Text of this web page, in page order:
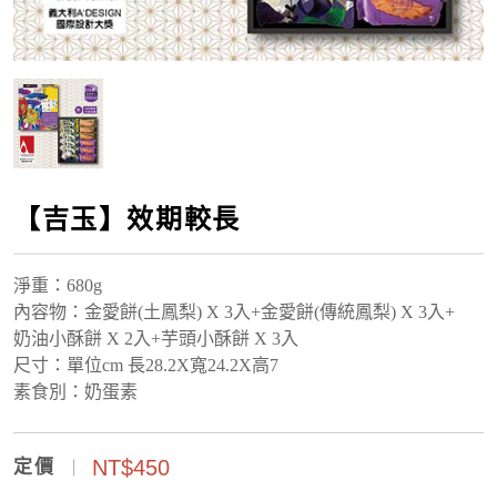
【吉玉】效期較長
淨重：680g
內容物： 金愛餅(土鳳梨) X 3入+金愛餅(傳統鳳梨) X 3入+
奶油小酥餅 X 2入+芋頭小酥餅 X 3入
尺寸：單位cm 長28.2X寬24.2X高7
素食別：奶蛋素
定價 NT$450